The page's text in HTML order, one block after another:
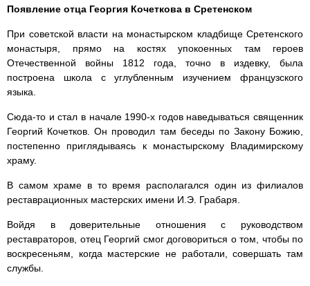
Появление отца Георгия Кочеткова в Сретенском
При советской власти на монастырском кладбище Сретенского
монастыря, прямо на костях упокоенных там героев
Отечественной войны 1812 года, точно в издевку, была
построена школа с углубленным изучением французского
языка.
Сюда-то и стал в начале 1990-х годов наведываться священник
Георгий Кочетков. Он проводил там беседы по Закону Божию,
постепенно приглядываясь к монастырскому Владимирскому
храму.
В самом храме в то время располагался один из филиалов
реставрационных мастерских имени И.Э. Грабаря.
Войдя в доверительные отношения с руководством
реставраторов, отец Георгий смог договориться о том, чтобы по
воскресеньям, когда мастерские не работали, совершать там
службы.